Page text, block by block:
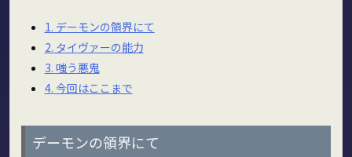
1. デーモンの領界にて
2. タイヴァーの能力
3. 嗤う悪鬼
4. 今回はここまで
デーモンの領界にて